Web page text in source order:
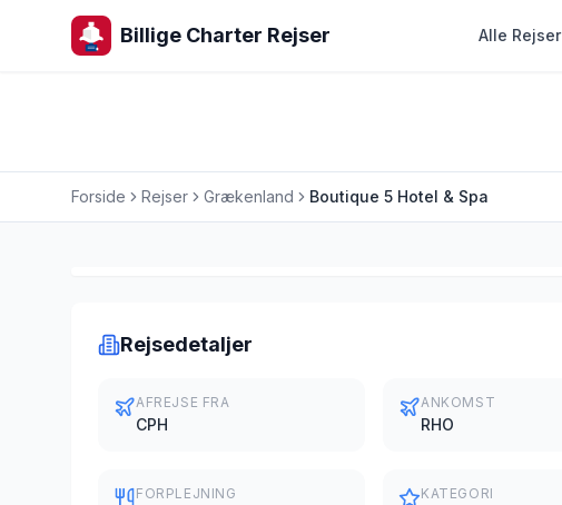
Billige Charter Rejser Alle Rejser
Forside Rejser Grækenland Boutique 5 Hotel & Spa
Rejsedetaljer
AFREJSE FRA
CPH
ANKOMST
RHO
FORPLEJNING KATEGORI